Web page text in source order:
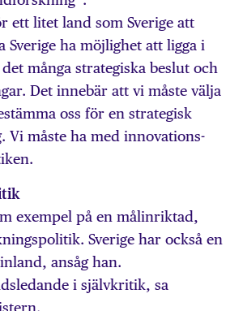
ett litet land som Sverige att
Sverige ha möjlighet att ligga i
många strategiska beslut och
Det innebär att vi måste välja
oss för en strategisk
Vi måste ha med innovations-
exempel på en målinriktad,
Sverige har också en
ansåg han.
i självkritik, sa